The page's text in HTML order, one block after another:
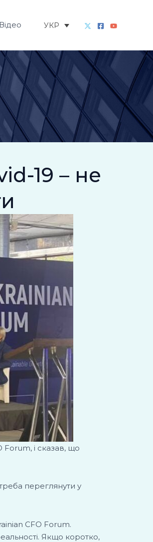
Відео УКР
19 – не
Forum, і сказав, що
переглянути у
CFO Forum.
Якщо коротко,